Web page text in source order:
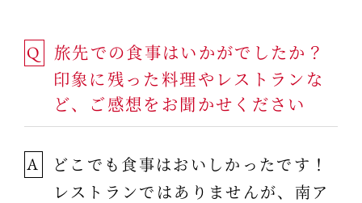
Q
旅先での食事はいかがでしたか？
印象に残った料理やレストランな
ど、ご感想をお聞かせください
A
どこでも食事はおいしかったです！
レストランではありませんが、南ア